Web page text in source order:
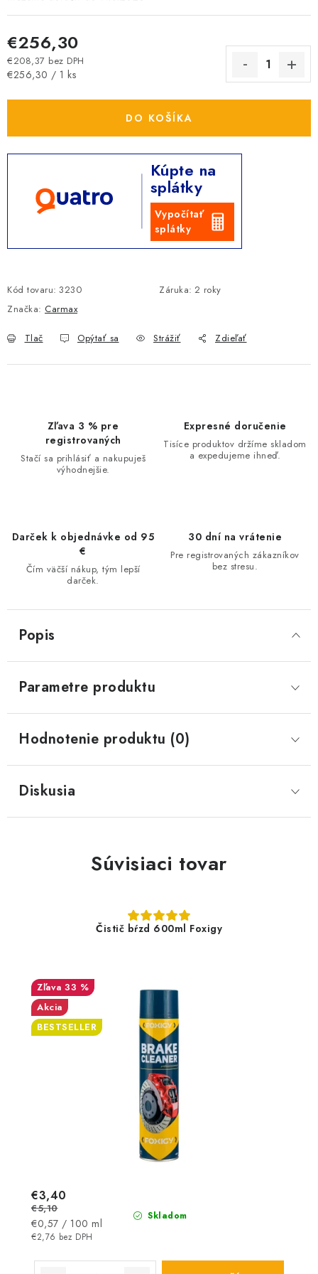
€256,30
€208,37 bez DPH
Jednotková cena:
€256,30 / 1 ks
DO KOŠÍKA
Kúpte na
splátky
Vypočítať
splátky
Kód tovaru: 3230 Záruka: 2 roky
Značka: Carmax
Tlač Opýtať sa Strážiť Zdieľať
Zľava 3 % pre
registrovaných
Stačí sa prihlásiť a nakupuješ
výhodnejšie.
Expresné doručenie
Tisíce produktov držíme skladom
a expedujeme ihneď.
Darček k objednávke od 95
€
Čím väčší nákup, tým lepší
darček.
30 dní na vrátenie
Pre registrovaných zákazníkov
bez stresu.
Popis
Parametre produktu
Hodnotenie produktu (0)
Diskusia
Súvisiaci tovar
Čistič bŕzd 600ml Foxigy
33 %
Akcia
BESTSELLER
Skladom
€2,76 bez DPH
€3,40
€5,10
Jednotková
cena:
€0,57 / 100 ml